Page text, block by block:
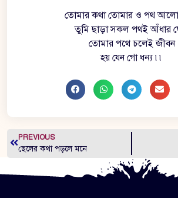
তোমার কথা তোমার ও পথ
তুমি ছাড়া সকল পথই আঁধার
তোমার পথে চলেই জীবন
হয় যেন গো ধন্য ৷৷
PREVIOUS
ছেলের কথা পড়লে মনে